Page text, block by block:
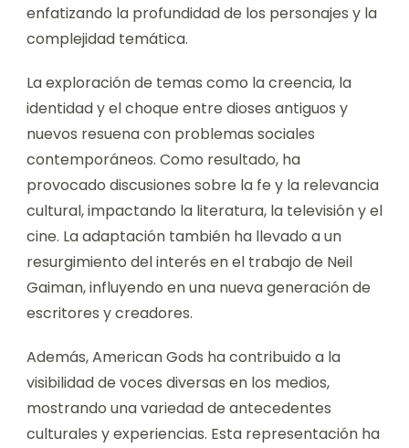
enfatizando la profundidad de los personajes y la
complejidad temática.
La exploración de temas como la creencia, la
identidad y el choque entre dioses antiguos y
nuevos resuena con problemas sociales
contemporáneos. Como resultado, ha
provocado discusiones sobre la fe y la relevancia
cultural, impactando la literatura, la televisión y el
cine. La adaptación también ha llevado a un
resurgimiento del interés en el trabajo de Neil
Gaiman, influyendo en una nueva generación de
escritores y creadores.
Además, American Gods ha contribuido a la
visibilidad de voces diversas en los medios,
mostrando una variedad de antecedentes
culturales y experiencias. Esta representación ha